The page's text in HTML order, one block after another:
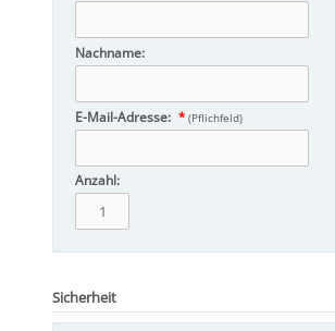
Nachname:
E-Mail-Adresse: * (Pflichfeld)
Anzahl:
Sicherheit